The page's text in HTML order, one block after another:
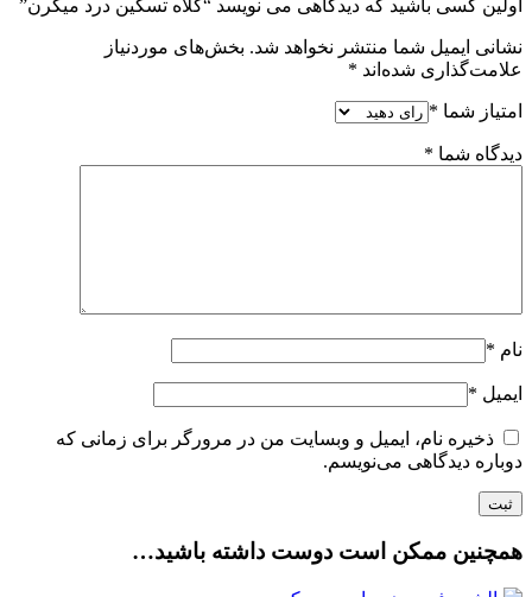
اولین کسی باشید که دیدگاهی می نویسد “کلاه تسکین درد میگرن”
نشانی ایمیل شما منتشر نخواهد شد. بخش‌های موردنیاز
علامت‌گذاری شده‌اند *
امتیاز شما *
دیدگاه شما *
نام *
ایمیل *
ذخیره نام، ایمیل و وبسایت من در مرورگر برای زمانی که
دوباره دیدگاهی می‌نویسم.
همچنین ممکن است دوست داشته باشید…